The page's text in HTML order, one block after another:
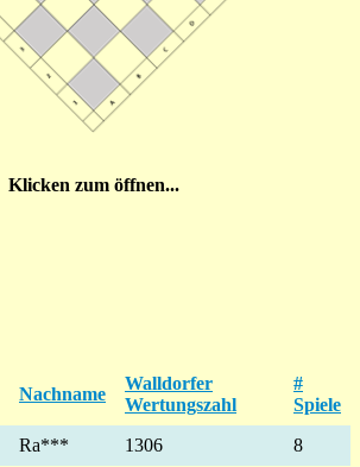
Klicken zum öffnen...
Nachname
Walldorfer
Wertungszahl
#
Spiele
Ra*** 1306
8